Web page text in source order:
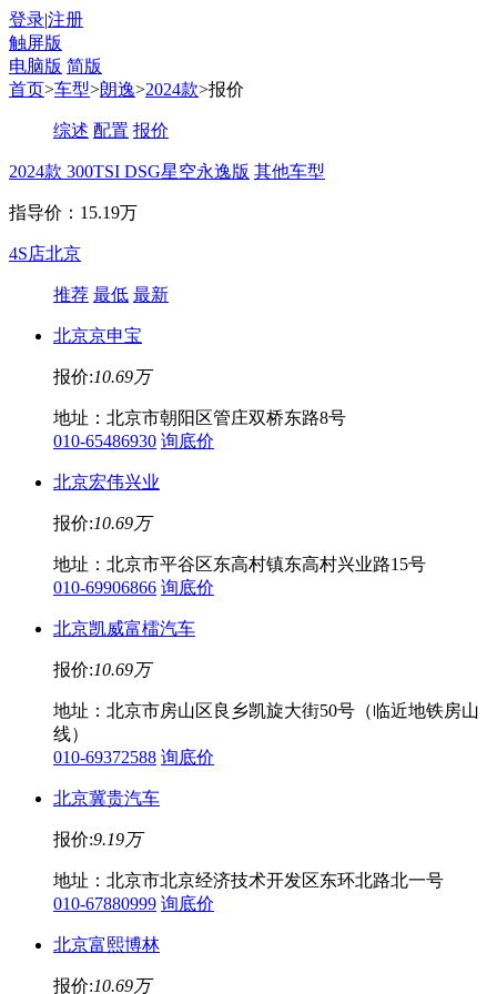
登录|注册
触屏版
电脑版 简版
首页>车型>朗逸>2024款>报价
综述 配置 报价
2024款 300TSI DSG星空永逸版 其他车型
指导价：15.19万
4S店北京
推荐 最低 最新
北京京申宝
报价:10.69万
地址：北京市朝阳区管庄双桥东路8号
010-65486930 询底价
北京宏伟兴业
报价:10.69万
地址：北京市平谷区东高村镇东高村兴业路15号
010-69906866 询底价
北京凯威富檑汽车
报价:10.69万
地址：北京市房山区良乡凯旋大街50号（临近地铁房山
线）
010-69372588 询底价
北京冀贵汽车
报价:9.19万
地址：北京市北京经济技术开发区东环北路北一号
010-67880999 询底价
北京富熙博林
报价:10.69万